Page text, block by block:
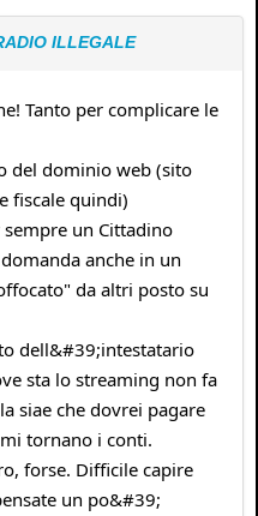
ILLEGALE
Tanto per complicare le
del dominio web (sito
fiscale quindi)
un Cittadino
anche in un
da altri posto su
dell&#39;intestatario
sta lo streaming non fa
siae che dovrei pagare
tornano i conti.
forse. Difficile capire
un po&#39;